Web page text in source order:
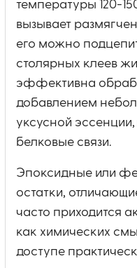
температуры 120-
вызывает
его можно
столярных клеев
эффективна
добавлением
уксусной
белковые связи.
Эпоксидные или
остатки,
часто приходится
как химических
доступе